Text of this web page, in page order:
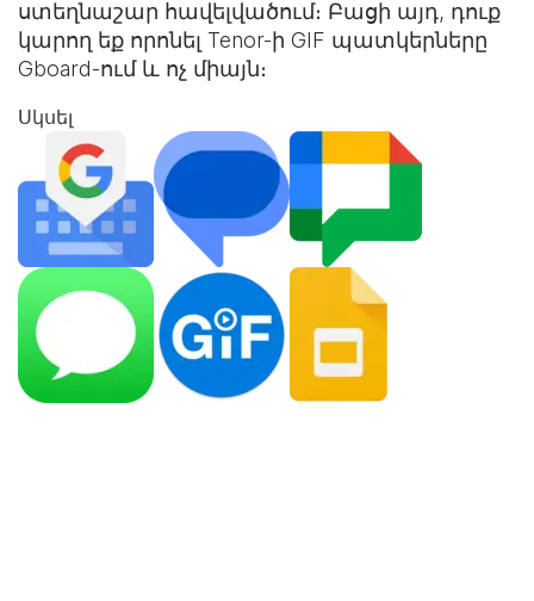
ստեղնաշար հավելվածում։ Բացի այդ, դուք
կարող եք որոնել Tenor-ի GIF պատկերները
Gboard-ում և ոչ միայն։
Սկսել